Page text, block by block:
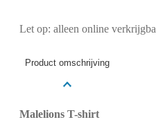
Let op: alleen online
Product omschrijving
Malelions T-shirt